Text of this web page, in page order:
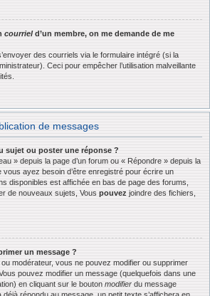
courrield’un membre, on me demande de me
des courriels via le formulaire intégré (si la
Ceci pour empêcher l’utilisation malveillante
de messages
sujet ou poster une réponse ?
» depuis la page d’un forum ou « Répondre » depuis la
vous ayez besoin d’être enregistré pour écrire un
disponibles est affichée en bas de page des forums,
de nouveaux sujets, Vous pouvez joindre des fichiers,
un message ?
modérateur, vous ne pouvez modifier ou supprimer
pouvez modifier un message (quelquefois dans une
en cliquant sur le bouton modifier du message